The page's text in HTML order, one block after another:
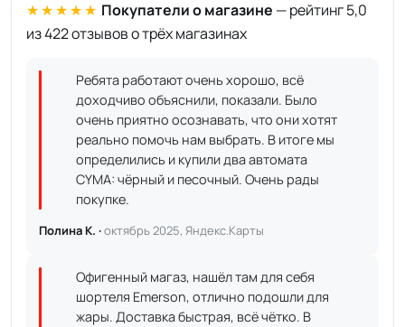
★★★★★ Покупатели о магазине — рейтинг 5,0
из 422 отзывов о трёх магазинах
Ребята работают очень хорошо, всё
доходчиво объяснили, показали. Было
очень приятно осознавать, что они хотят
реально помочь нам выбрать. В итоге мы
определились и купили два автомата
CYMA: чёрный и песочный. Очень рады
покупке.
Полина К. ·октябрь 2025, Яндекс.Карты
Офигенный магаз, нашёл там для себя
шортеля Emerson, отлично подошли для
жары. Доставка быстрая, всё чётко. В